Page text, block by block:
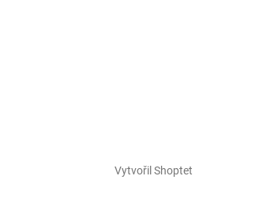
Vytvořil Shoptet